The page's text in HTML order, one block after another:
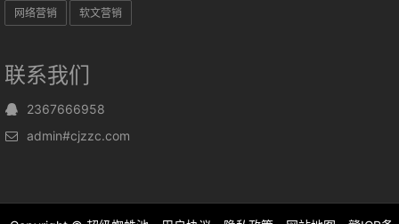
网络营销 软文营销
联系我们
2367666958
admin#cjzzc.com